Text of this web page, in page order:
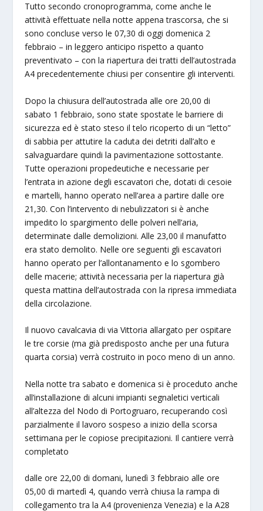
Tutto secondo cronoprogramma, come anche le
attività effettuate nella notte appena trascorsa, che si
sono concluse verso le 07,30 di oggi domenica 2
febbraio – in leggero anticipo rispetto a quanto
preventivato – con la riapertura dei tratti dell’autostrada
A4 precedentemente chiusi per consentire gli interventi.
Dopo la chiusura dell’autostrada alle ore 20,00 di
sabato 1 febbraio, sono state spostate le barriere di
sicurezza ed è stato steso il telo ricoperto di un “letto”
di sabbia per attutire la caduta dei detriti dall’alto e
salvaguardare quindi la pavimentazione sottostante.
Tutte operazioni propedeutiche e necessarie per
l’entrata in azione degli escavatori che, dotati di cesoie
e martelli, hanno operato nell’area a partire dalle ore
21,30. Con l’intervento di nebulizzatori si è anche
impedito lo spargimento delle polveri nell’aria,
determinate dalle demolizioni. Alle 23,00 il manufatto
era stato demolito. Nelle ore seguenti gli escavatori
hanno operato per l’allontanamento e lo sgombero
delle macerie; attività necessaria per la riapertura già
questa mattina dell’autostrada con la ripresa immediata
della circolazione.
Il nuovo cavalcavia di via Vittoria allargato per ospitare
le tre corsie (ma già predisposto anche per una futura
quarta corsia) verrà costruito in poco meno di un anno.
Nella notte tra sabato e domenica si è proceduto anche
all’installazione di alcuni impianti segnaletici verticali
all’altezza del Nodo di Portogruaro, recuperando così
parzialmente il lavoro sospeso a inizio della scorsa
settimana per le copiose precipitazioni. Il cantiere verrà
completato
dalle ore 22,00 di domani, lunedì 3 febbraio alle ore
05,00 di martedì 4, quando verrà chiusa la rampa di
collegamento tra la A4 (provenienza Venezia) e la A28